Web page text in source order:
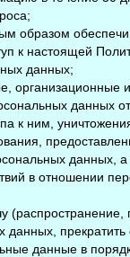
образом
к настоящей
данных;
организационные
данных
к ним,
данных, а
в отношении
(распространение,
данных, прекратить
данные в